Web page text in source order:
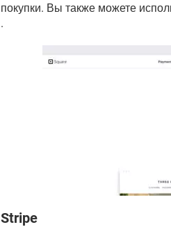
покупки. Вы также можете
.
Stripe